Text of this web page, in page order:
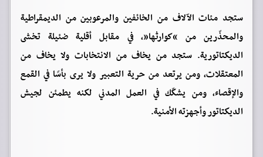
ستجد مئات الآلاف من الخائفين والمرعوبين من الديمقراطية
والمحذّرين من “كوارثها”، في مقابل أقلية ضئيلة تخشى
الديكتاتورية. ستجد من يخاف من الانتخابات ولا يخاف من
المعتقلات، ومن يرتعد من حرية التعبير ولا يرى بأسًا في القمع
والإقصاء، ومن يشكّك في العمل المدني لكنه يطمئن لجيش
الديكتاتور وأجهزته الأمنية.